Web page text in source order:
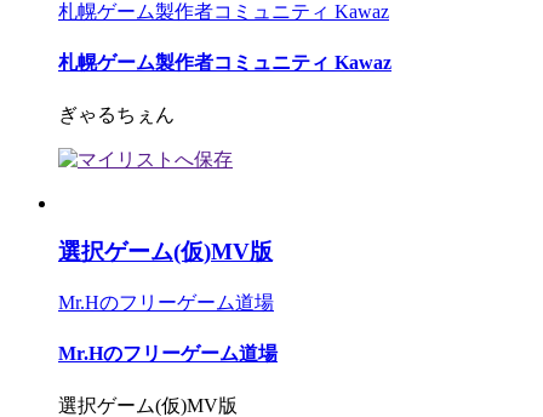
札幌ゲーム製作者コミュニティ Kawaz
札幌ゲーム製作者コミュニティ Kawaz
ぎゃるちぇん
選択ゲーム(仮)MV版
Mr.Hのフリーゲーム道場
Mr.Hのフリーゲーム道場
選択ゲーム(仮)MV版